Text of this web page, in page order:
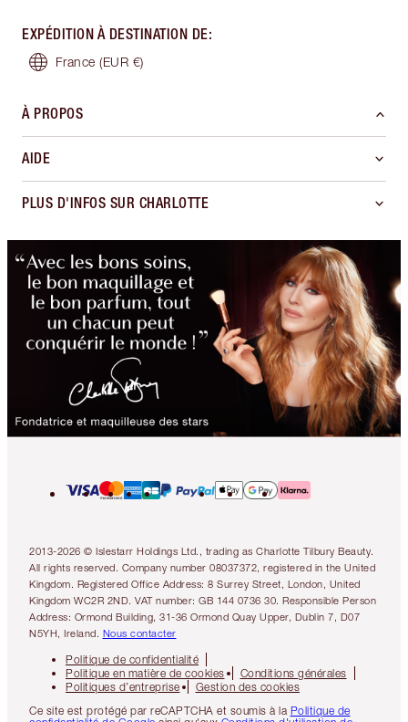
EXPÉDITION À DESTINATION DE:
France (EUR €)
À PROPOS
AIDE
PLUS D'INFOS SUR CHARLOTTE
2013-2026 © Islestarr Holdings Ltd., trading as Charlotte Tilbury Beauty.
All rights reserved. Company number 08037372, registered in the United
Kingdom. Registered Office Address: 8 Surrey Street, London, United
Kingdom WC2R 2ND. VAT number: GB 144 0736 30. Responsible Person
Address: Ormond Building, 31-36 Ormond Quay Upper, Dublin 7, D07
N5YH, Ireland. Nous contacter
Politique de confidentialité
Politique en matière de cookies
Conditions générales
Politiques d’entreprise
Gestion des cookies
Ce site est protégé par reCAPTCHA et soumis à la Politique de